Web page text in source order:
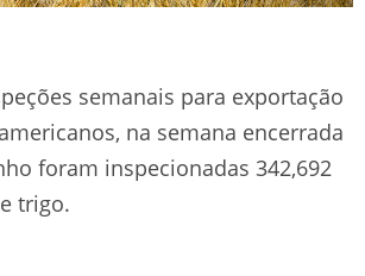
semanais para exportação
na semana encerrada
foram inspecionadas 342,692
trigo.